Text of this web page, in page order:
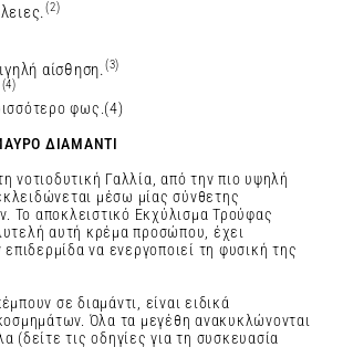
(2)
αίσθηση.(3)
(4)
φως.(4)
ΔΙΑΜΑΝΤΙ
νοτιοδυτική Γαλλία, από την πιο υψηλή
μέσω μίας σύνθετης
To αποκλειστικό Εκχύλισμα Τρούφας
αυτή κρέμα προσώπου, έχει
να ενεργοποιεί τη φυσική της
σε διαμάντι, είναι ειδικά
Όλα τα μεγέθη ανακυκλώνονται
τις οδηγίες για τη συσκευασία